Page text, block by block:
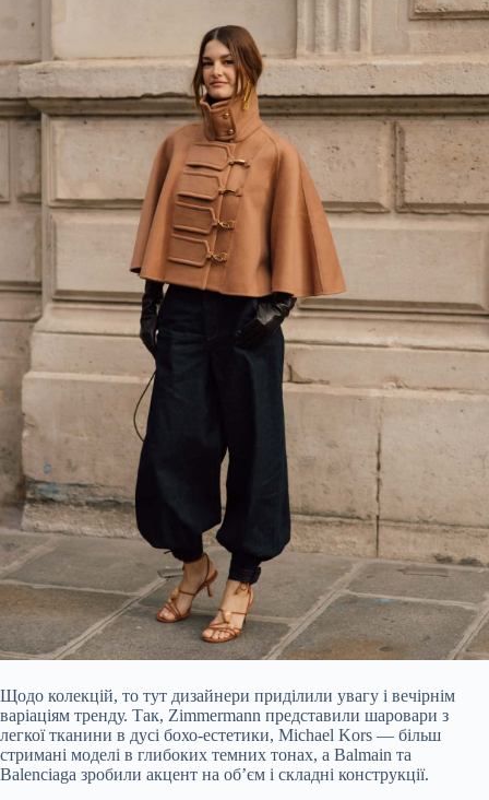
Щодо колекцій, то тут дизайнери приділили увагу і вечірнім
варіаціям тренду. Так, Zimmermann представили шаровари з
легкої тканини в дусі бохо-естетики, Michael Kors — більш
стримані моделі в глибоких темних тонах, а Balmain та
Balenciaga зробили акцент на об’єм і складні конструкції.